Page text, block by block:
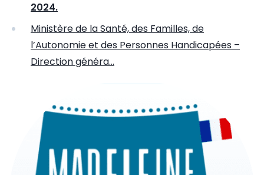
2024.
Ministère de la Santé, des Familles, de
l’Autonomie et des Personnes Handicapées –
Direction généra…